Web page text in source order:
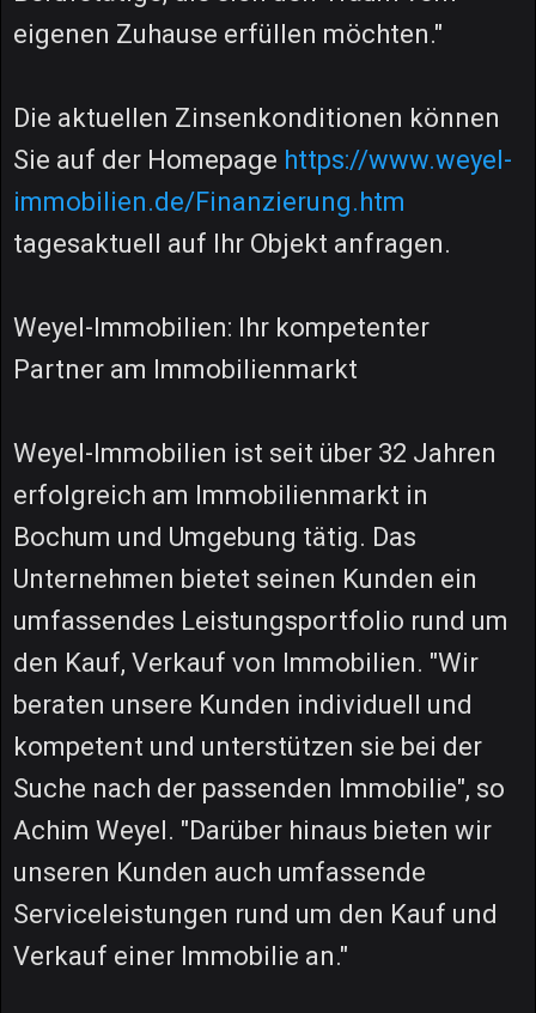
eigenen Zuhause erfüllen möchten."
Die aktuellen Zinsenkonditionen können
Sie auf der Homepage https://www.weyel-
immobilien.de/Finanzierung.htm
tagesaktuell auf Ihr Objekt anfragen.
Weyel-Immobilien: Ihr kompetenter
Partner am Immobilienmarkt
Weyel-Immobilien ist seit über 32 Jahren
erfolgreich am Immobilienmarkt in
Bochum und Umgebung tätig. Das
Unternehmen bietet seinen Kunden ein
umfassendes Leistungsportfolio rund um
den Kauf, Verkauf von Immobilien. "Wir
beraten unsere Kunden individuell und
kompetent und unterstützen sie bei der
Suche nach der passenden Immobilie", so
Achim Weyel. "Darüber hinaus bieten wir
unseren Kunden auch umfassende
Serviceleistungen rund um den Kauf und
Verkauf einer Immobilie an."